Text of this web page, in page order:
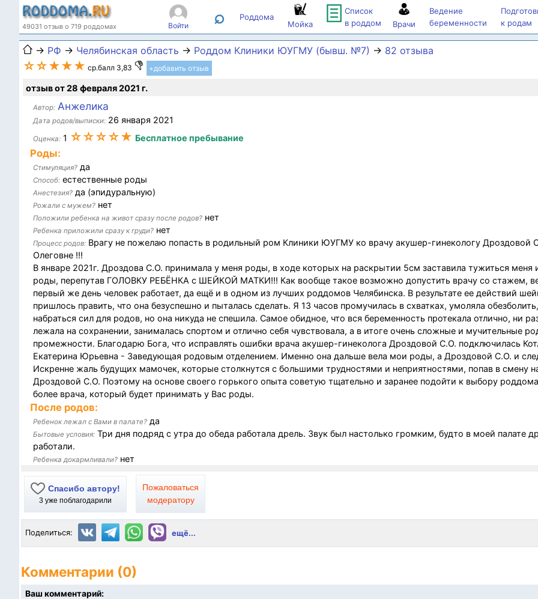
49031 отзыв о 719 роддомах Войти ⌕ Роддома
Мойка
Список
в роддом
Врачи
Ведение
беременности
к родам
→ РФ → Челябинская область → Роддом Клиники ЮУГМУ (бывш. №7) → 82 отзыва
☆☆★★★ ср.балл 3,83 +добавить отзыв
отзыв от 28 февраля 2021 г.
Автор: Анжелика
Дата родов/выписки: 26 января 2021
Оценка: 1 ☆☆☆☆★ Бесплатное пребывание
Роды:
Стимуляция? да
Способ: естественные роды
Анестезия? да (эпидуральную)
Рожали с мужем? нет
Положили ребенка на живот сразу после родов? нет
Ребенка приложили сразу к груди? нет
Процесс родов: Врагу не пожелаю попасть в родильный ром Клиники ЮУГМУ ко врачу акушер-гинекологу Дроздовой
Олеговне !!!
В январе 2021г. Дроздова С.О. принимала у меня роды, в ходе которых на раскрытии 5см заставила тужиться меня
роды, перепутав ГОЛОВКУ РЕБЁНКА с ШЕЙКОЙ МАТКИ!!! Как вообще такое возможно допустить врачу со стажем,
первый же день человек работает, да ещё и в одном из лучших роддомов Челябинска. В результате ее действий
пришлось править, что она безуспешно и пыталась сделать. Я 13 часов промучилась в схватках, умоляла
набраться сил для родов, но она никуда не спешила. Самое обидное, что вся беременность протекала отлично, ни
лежала на сохранении, занималась спортом и отлично себя чувствовала, а в итоге очень сложные и мучительные
промежности. Благодарю Бога, что исправлять ошибки врача акушер-гинеколога Дроздовой С.О. подключилась
Екатерина Юрьевна - Заведующая родовым отделением. Именно она дальше вела мои роды, а Дроздовой С.О. и
Искренне жаль будущих мамочек, которые столкнутся с большими трудностями и неприятностями, попав в смену
Дроздовой С.О. Поэтому на основе своего горького опыта советую тщательно и заранее подойти к выбору
более врача, который будет принимать у Вас роды.
После родов:
Ребенок лежал с Вами в палате? да
Бытовые условия: Три дня подряд с утра до обеда работала дрель. Звук был настолько громким, будто в моей палате
работали.
Ребенка докармливали? нет
Спасибо автору!
3 уже поблагодарили
Пожаловаться
модератору
Поделиться: ещё...
Комментарии (0)
Ваш комментарий: